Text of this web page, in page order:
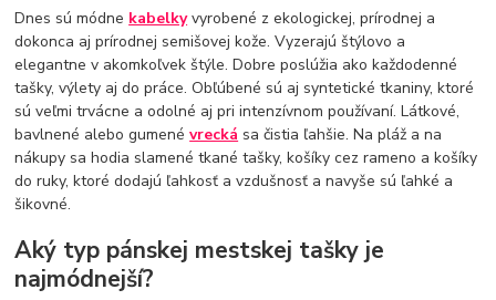
Dnes sú módne kabelkyvyrobené z ekologickej, prírodnej a
dokonca aj prírodnej semišovej kože. Vyzerajú štýlovo a
elegantne v akomkoľvek štýle. Dobre poslúžia ako každodenné
tašky, výlety aj do práce. Obľúbené sú aj syntetické tkaniny, ktoré
sú veľmi trvácne a odolné aj pri intenzívnom používaní. Látkové,
bavlnené alebo gumenévrecká sa čistia ľahšie. Na pláž a na
nákupy sa hodia slamené tkané tašky, košíky cez rameno a košíky
do ruky, ktoré dodajú ľahkosť a vzdušnosť a navyše sú ľahké a
šikovné.
Aký typ pánskej mestskej tašky je
najmódnejší?